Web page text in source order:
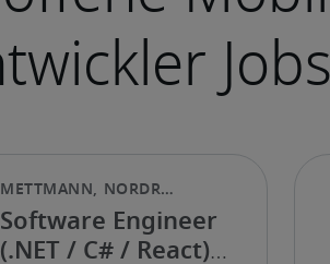
Software Engineer
(.NET / C# / React)